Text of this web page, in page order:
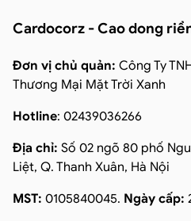
Cardocorz - Cao dong
Đơn vị chủ quản: Công Ty
Thương Mại Mặt Trời Xanh
Hotline: 02439036266
Địa chỉ: Số 02 ngõ 80 phố
Liệt, Q. Thanh Xuân, Hà Nội
MST: 0105840045. Ngày cấp: